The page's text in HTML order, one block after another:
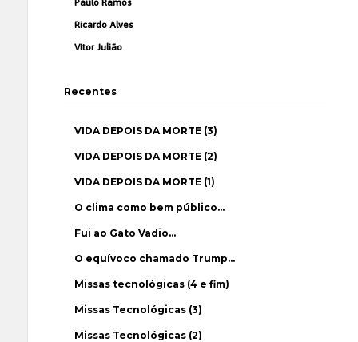
Paulo Ramos
Ricardo Alves
Vítor Julião
Recentes
VIDA DEPOIS DA MORTE (3)
VIDA DEPOIS DA MORTE (2)
VIDA DEPOIS DA MORTE (1)
O clima como bem público…
Fui ao Gato Vadio…
O equívoco chamado Trump…
Missas tecnológicas (4 e fim)
Missas Tecnológicas (3)
Missas Tecnológicas (2)